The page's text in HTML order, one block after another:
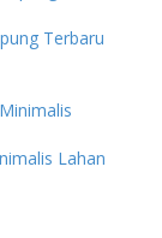
Terbaru
Lahan